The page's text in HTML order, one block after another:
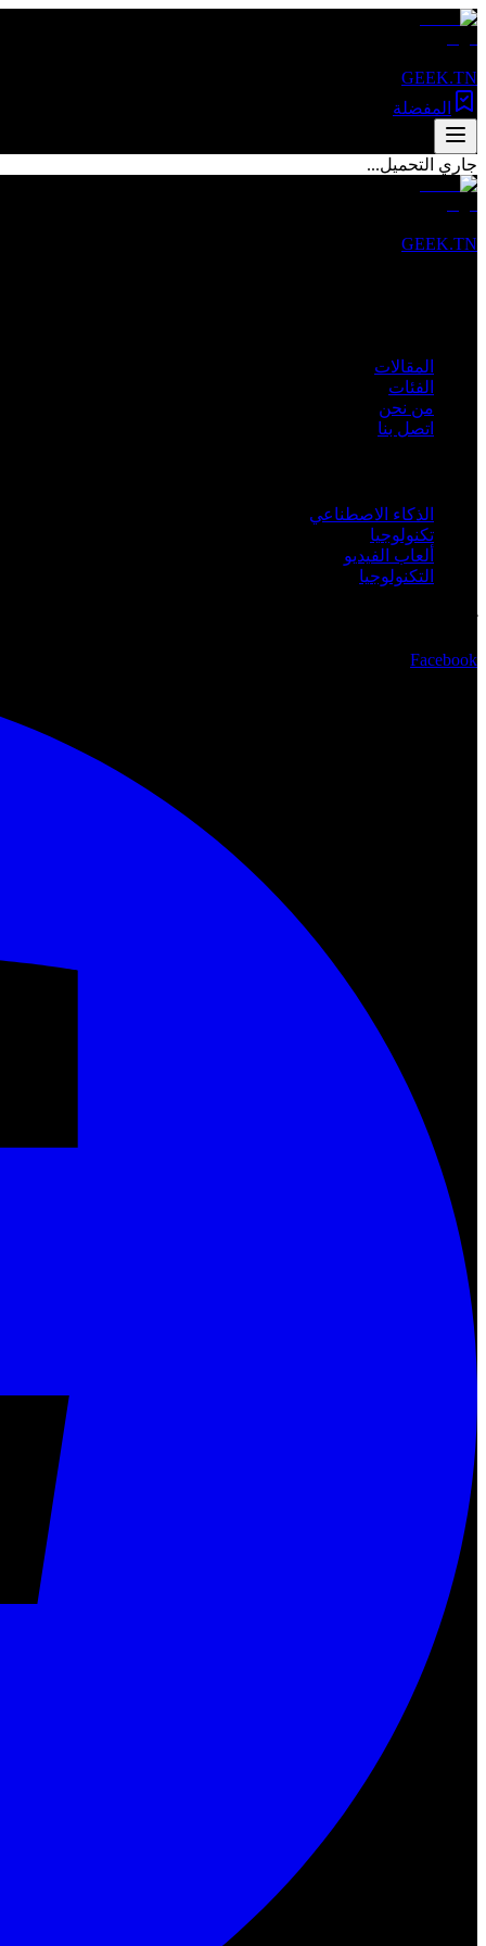
GEEK.TN
المفضلة
جاري التحميل...
GEEK.TN
المقالات
الفئات
من نحن
اتصل بنا
الذكاء الاصطناعي
تكنولوجيا
ألعاب الفيديو
التكنولوجيا
Facebook